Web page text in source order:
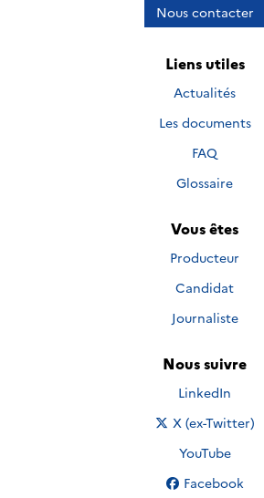
Nous contacter
Liens utiles
Actualités
Les documents
FAQ
Glossaire
Vous êtes
Producteur
Candidat
Journaliste
Nous suivre
Nous suivre sur
LinkedIn
Nous suivre sur
X (ex-Twitter)
Nous suivre sur
YouTube
Nous suivre sur
Facebook